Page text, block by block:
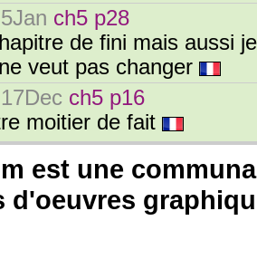
5Jan ch5 p28
de fini mais aussi
veut pas changer
17Dec ch5 p16
moitier de fait
est une
d'oeuvres